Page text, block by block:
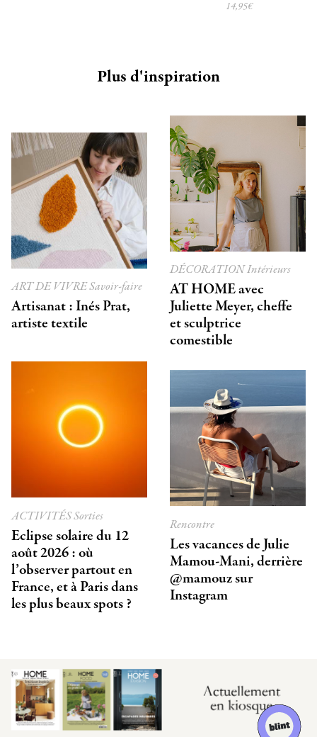
14,95€
Plus d'inspiration
ART DE VIVRESavoir-faire
Artisanat : Inés Prat,
artiste textile
DÉCORATIONIntérieurs
AT HOME avec
Juliette Meyer, cheffe
et sculptrice
comestible
ACTIVITÉSSorties
Eclipse solaire du 12
août 2026 : où
l’observer partout en
France, et à Paris dans
les plus beaux spots ?
Rencontre
Les vacances de Julie
Mamou-Mani, derrière
@mamouz sur
Instagram